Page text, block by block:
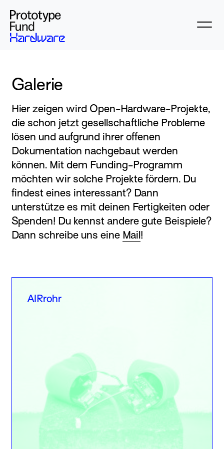
Galerie
Hier zeigen wird Open-Hardware-Projekte,
die schon jetzt gesellschaftliche Probleme
lösen und aufgrund ihrer offenen
Dokumentation nachgebaut werden
können. Mit dem Funding-Programm
möchten wir solche Projekte fördern. Du
findest eines interessant? Dann
unterstütze es mit deinen Fertigkeiten oder
Spenden! Du kennst andere gute Beispiele?
Dann schreibe uns eine Mail!
AIRrohr
AIRrohr